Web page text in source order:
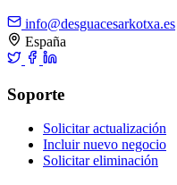
info@desguacesarkotxa.es
España
Soporte
Solicitar actualización
Incluir nuevo negocio
Solicitar eliminación